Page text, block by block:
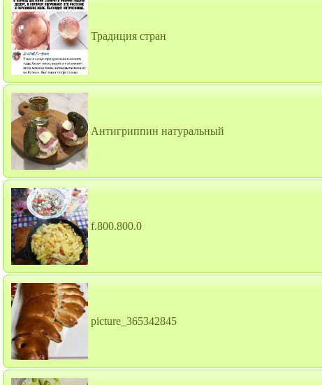
Традиция стран
Антигриппин натуральный
f.800.800.0
picture_365342845